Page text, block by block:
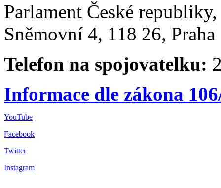
Parlament České
Sněmovní 4, 118 26,
Telefon na spojovatelku:
Informace dle zákona
YouTube
Facebook
Twitter
Instagram